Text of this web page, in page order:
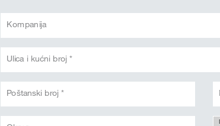
Kompanija
Ulica i kućni broj *
Poštanski broj *